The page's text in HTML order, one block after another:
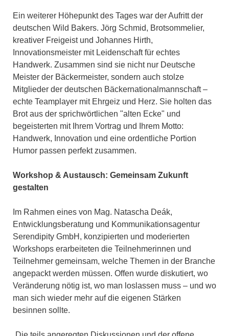
Ein weiterer Höhepunkt des Tages war der Aufritt der
deutschen Wild Bakers. Jörg Schmid, Brotsommelier,
kreativer Freigeist und Johannes Hirth,
Innovationsmeister mit Leidenschaft für echtes
Handwerk. Zusammen sind sie nicht nur Deutsche
Meister der Bäckermeister, sondern auch stolze
Mitglieder der deutschen Bäckernationalmannschaft –
echte Teamplayer mit Ehrgeiz und Herz. Sie holten das
Brot aus der sprichwörtlichen "alten Ecke" und
begeisterten mit Ihrem Vortrag und Ihrem Motto:
Handwerk, Innovation und eine ordentliche Portion
Humor passen perfekt zusammen.
Workshop & Austausch: Gemeinsam Zukunft
gestalten
Im Rahmen eines von Mag. Natascha Deák,
Entwicklungsberatung und Kommunikationsagentur
Serendipity GmbH, konzipierten und moderierten
Workshops erarbeiteten die Teilnehmerinnen und
Teilnehmer gemeinsam, welche Themen in der Branche
angepackt werden müssen. Offen wurde diskutiert, wo
Veränderung nötig ist, wo man loslassen muss – und wo
man sich wieder mehr auf die eigenen Stärken
besinnen sollte.